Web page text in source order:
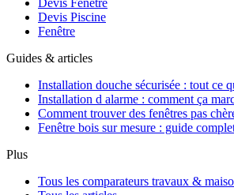
Devis Fenêtre
Devis Piscine
Fenêtre
Guides & articles
Installation douche sécurisée : tout ce
Installation d alarme : comment ça
Comment trouver des fenêtres pas
Fenêtre bois sur mesure : guide
Plus
Tous les comparateurs travaux &